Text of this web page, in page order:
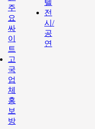
주
요
싸
이
트
고
국
업
체
홍
보
방
텔
전
시/
공
연